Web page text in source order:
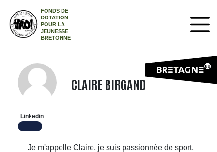
FONDS DE
DOTATION
POUR LA
JEUNESSE
BRETONNE
CLAIRE BIRGAND
Linkedin
Je m'appelle Claire, je suis passionnée de sport,